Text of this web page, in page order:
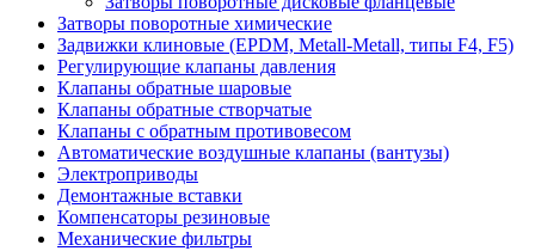
Затворы поворотные химические
Задвижки клиновые (EPDM, Metall-Metall, типы F4, F5)
Регулирующие клапаны давления
Клапаны обратные шаровые
Клапаны обратные створчатые
Клапаны с обратным противовесом
Автоматические воздушные клапаны (вантузы)
Электроприводы
Демонтажные вставки
Компенсаторы резиновые
Механические фильтры